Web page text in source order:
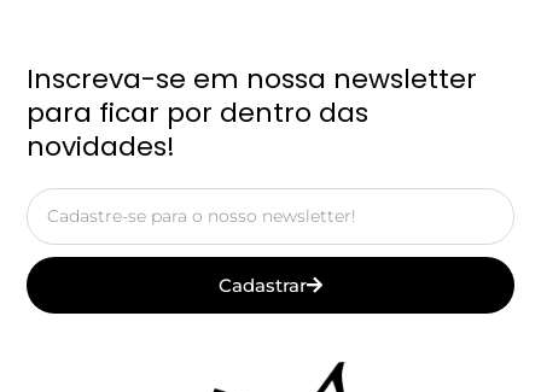
Inscreva-se em nossa newsletter
para ficar por dentro das
novidades!
Email
Cadastrar